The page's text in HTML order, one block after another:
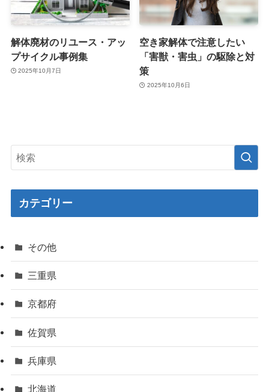
解体廃材のリユース・アッ
プサイクル事例集
2025年10月7日
空き家解体で注意したい
「害獣・害虫」の駆除と対
策
2025年10月6日
カテゴリー
その他
三重県
京都府
佐賀県
兵庫県
北海道